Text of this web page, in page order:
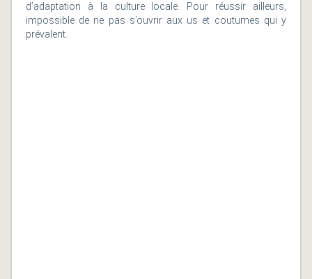
d’adaptation à la culture locale. Pour réussir ailleurs,
impossible de ne pas s’ouvrir aux us et coutumes qui y
prévalent.